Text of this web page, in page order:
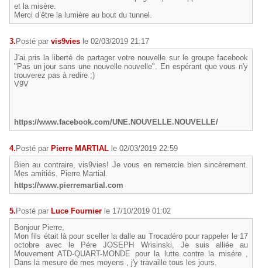
et la misère.
Merci d’être la lumière au bout du tunnel.
3. Posté par vis9vies le 02/03/2019 21:17
J'ai pris la liberté de partager votre nouvelle sur le groupe facebook
"Pas un jour sans une nouvelle nouvelle". En espérant que vous n'y
trouverez pas à redire ;)
V9V
https://www.facebook.com/UNE.NOUVELLE.NOUVELLE/
4.Posté par Pierre MARTIAL le 02/03/2019 22:59
Bien au contraire, vis9vies! Je vous en remercie bien sincèrement.
Mes amitiés. Pierre Martial.
https://www.pierremartial.com
5. Posté par Luce Fournier le 17/10/2019 01:02
Bonjour Pierre,
Mon fils était là pour sceller la dalle au Trocadéro pour rappeler le 17
octobre avec le Pére JOSEPH Wrisinski, Je suis alliée au
Mouvement ATD-QUART-MONDE pour la lutte contre la misére ,
Dans la mesure de mes moyens , j'y travaille tous les jours.